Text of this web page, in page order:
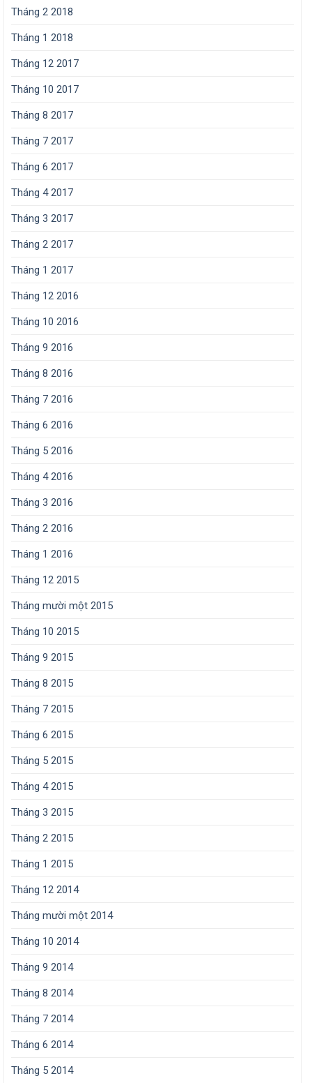
Tháng 2 2018
Tháng 1 2018
Tháng 12 2017
Tháng 10 2017
Tháng 8 2017
Tháng 7 2017
Tháng 6 2017
Tháng 4 2017
Tháng 3 2017
Tháng 2 2017
Tháng 1 2017
Tháng 12 2016
Tháng 10 2016
Tháng 9 2016
Tháng 8 2016
Tháng 7 2016
Tháng 6 2016
Tháng 5 2016
Tháng 4 2016
Tháng 3 2016
Tháng 2 2016
Tháng 1 2016
Tháng 12 2015
Tháng mười một 2015
Tháng 10 2015
Tháng 9 2015
Tháng 8 2015
Tháng 7 2015
Tháng 6 2015
Tháng 5 2015
Tháng 4 2015
Tháng 3 2015
Tháng 2 2015
Tháng 1 2015
Tháng 12 2014
Tháng mười một 2014
Tháng 10 2014
Tháng 9 2014
Tháng 8 2014
Tháng 7 2014
Tháng 6 2014
Tháng 5 2014